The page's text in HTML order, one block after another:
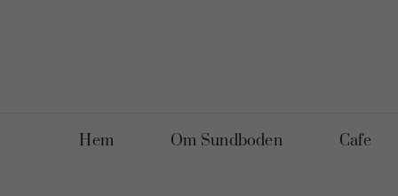
Hem Om Sundboden Cafe